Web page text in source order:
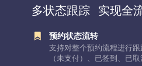
多状态跟踪 实现全
预约状态流转
支持对整个预约流程进行
（未支付）、已签到、已取